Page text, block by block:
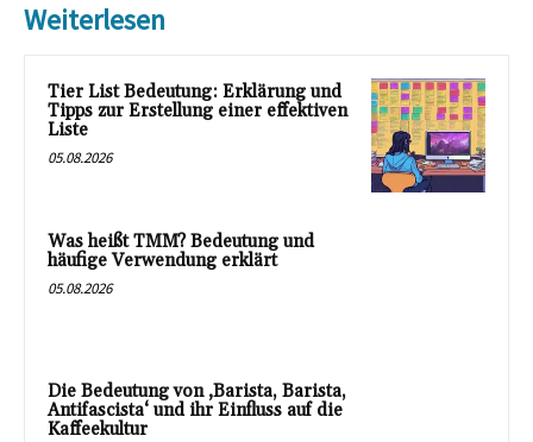
Weiterlesen
Tier List Bedeutung: Erklärung und
Tipps zur Erstellung einer effektiven
Liste
05.08.2026
Was heißt TMM? Bedeutung und
häufige Verwendung erklärt
05.08.2026
Die Bedeutung von ‚Barista, Barista,
Antifascista‘ und ihr Einfluss auf die
Kaffeekultur